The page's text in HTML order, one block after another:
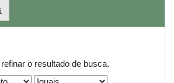
o resultado de busca.